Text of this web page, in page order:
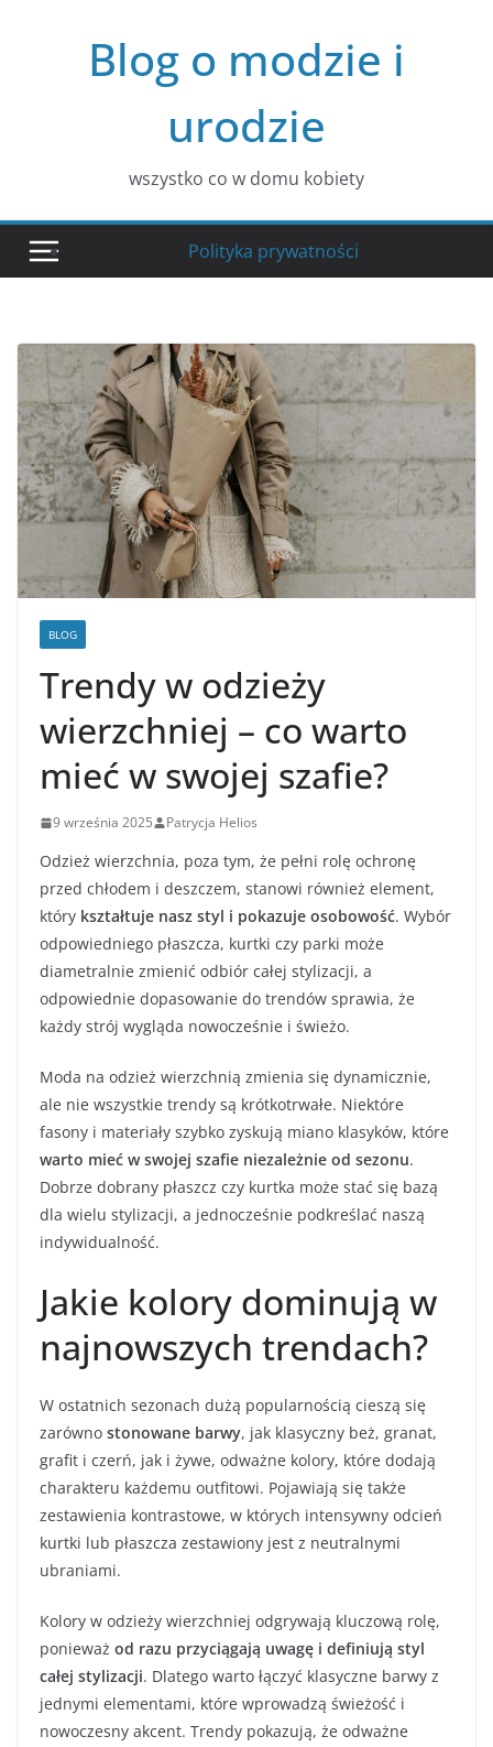
Blog o modzie i
urodzie
wszystko co w domu kobiety
Polityka prywatności
BLOG
Trendy w odzieży
wierzchniej – co warto
mieć w swojej szafie?
9 września 2025 Patrycja Helios
Odzież wierzchnia, poza tym, że pełni rolę ochronę
przed chłodem i deszczem, stanowi również element,
który kształtuje nasz styl i pokazuje osobowość. Wybór
odpowiedniego płaszcza, kurtki czy parki może
diametralnie zmienić odbiór całej stylizacji, a
odpowiednie dopasowanie do trendów sprawia, że
każdy strój wygląda nowocześnie i świeżo.
Moda na odzież wierzchnią zmienia się dynamicznie,
ale nie wszystkie trendy są krótkotrwałe. Niektóre
fasony i materiały szybko zyskują miano klasyków, które
warto mieć w swojej szafie niezależnie od sezonu.
Dobrze dobrany płaszcz czy kurtka może stać się bazą
dla wielu stylizacji, a jednocześnie podkreślać naszą
indywidualność.
Jakie kolory dominują w
najnowszych trendach?
W ostatnich sezonach dużą popularnością cieszą się
zarówno stonowane barwy, jak klasyczny beż, granat,
grafit i czerń, jak i żywe, odważne kolory, które dodają
charakteru każdemu outfitowi. Pojawiają się także
zestawienia kontrastowe, w których intensywny odcień
kurtki lub płaszcza zestawiony jest z neutralnymi
ubraniami.
Kolory w odzieży wierzchniej odgrywają kluczową rolę,
ponieważ od razu przyciągają uwagę i definiują styl
całej stylizacji. Dlatego warto łączyć klasyczne barwy z
jednymi elementami, które wprowadzą świeżość i
nowoczesny akcent. Trendy pokazują, że odważne